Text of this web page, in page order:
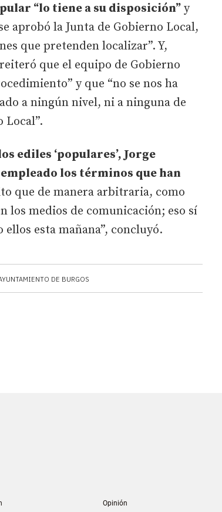
DE BURGOS
“lo tiene a su disposición”y
aprobó la Junta de Gobierno Local,
que pretenden localizar”. Y,
que el equipo de Gobierno
y que “no se nos ha
a ningún nivel, ni a ninguna de
Local”.
ediles ‘populares’, Jorge
los términos que han
que de manera arbitraria, como
los medios de comunicación; eso sí
esta mañana”, concluyó.
Opinión